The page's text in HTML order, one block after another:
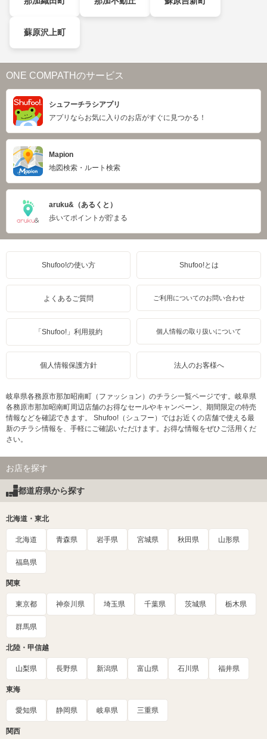
蘇原沢上町
ONE COMPATHのサービス
シュフーチラシアプリ
アプリならお気に入りのお店がすぐに見つかる！
Mapion
地図検索・ルート検索
aruku&（あるくと）
歩いてポイントが貯まる
Shufoo!の使い方 Shufoo!とは
よくあるご質問 ご利用についてのお問い合わせ
「Shufoo!」利用規約 個人情報の取り扱いについて
個人情報保護方針 法人のお客様へ
岐阜県各務原市那加昭南町（ファッション）のチラシ一覧ページです。岐阜県
各務原市那加昭南町周辺店舗のお得なセールやキャンペーン、期間限定の特売
情報などを確認できます。 Shufoo!（シュフー）ではお近くの店舗で使える最
新のチラシ情報を、手軽にご確認いただけます。お得な情報をぜひご活用くだ
さい。
お店を探す
都道府県から探す
北海道・東北
北海道 青森県 岩手県 宮城県 秋田県 山形県
福島県
関東
東京都 神奈川県 埼玉県 千葉県 茨城県 栃木県
群馬県
北陸・甲信越
山梨県 長野県 新潟県 富山県 石川県 福井県
東海
愛知県 静岡県 岐阜県 三重県
関西